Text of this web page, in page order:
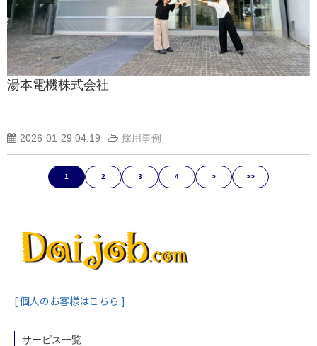
湯本電機株式会社
2026-01-29 04:19 採用事例
1 2 3 4 > >>
[ 個人のお客様はこちら ]
サービス一覧